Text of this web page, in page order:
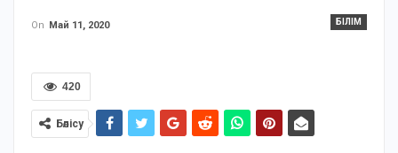
БІЛІМ
On Май 11, 2020
420
Бөлісу